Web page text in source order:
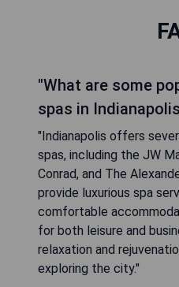
"What are some
spas in
"Indianapolis offers
spas, including the JW
Conrad, and The
provide luxurious spa
comfortable
for both leisure and
relaxation and
exploring the city."